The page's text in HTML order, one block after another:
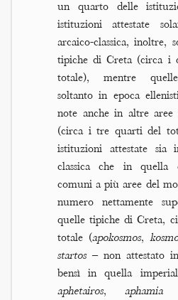
un quarto delle
istituzioni attestate
arcaico-classica, inoltre,
tipiche di Creta (circa i
totale), mentre
soltanto in epoca
note anche in altre
(circa i tre quarti del
istituzioni attestate sia
classica che in quella
comuni a più aree del
numero nettamente
quelle tipiche di Creta,
totale (apokosmos,
startos– non attestato in
bensì in quella
aphetairos,aphamia